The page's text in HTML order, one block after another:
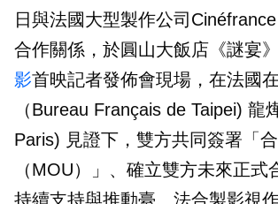
日與法國大型製作公司
合作關係，於圓山大飯店《謎宴
影首映記者發佈會現場，在法國
（Bureau Français de Taipei) 龍
Paris) 見證下，雙方共同簽署「
（MOU）」、確立雙方未來正式
持續支持與推動臺、法合製影視作